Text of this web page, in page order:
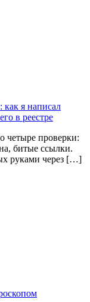
я написал
в реестре
четыре проверки:
битые ссылки.
руками через […]